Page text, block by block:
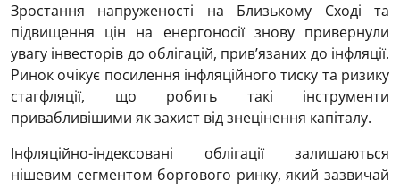
Зростання напруженості на Близькому Сході та
підвищення цін на енергоносії знову привернули
увагу інвесторів до облігацій, прив’язаних до інфляції.
Ринок очікує посилення інфляційного тиску та ризику
стагфляції, що робить такі інструменти
привабливішими як захист від знецінення капіталу.
Інфляційно-індексовані облігації залишаються
нішевим сегментом боргового ринку, який зазвичай